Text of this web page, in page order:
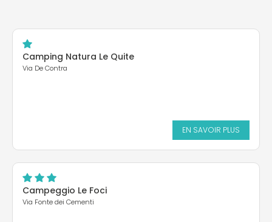
Camping Natura Le Quite
Via De Contra
EN SAVOIR PLUS
Campeggio Le Foci
Via Fonte dei Cementi